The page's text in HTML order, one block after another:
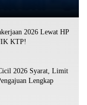
2026 Lewat HP
KTP!
2026 Syarat, Limit
Lengkap